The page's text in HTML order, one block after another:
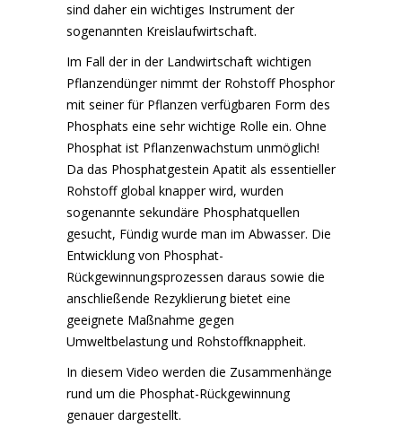
sind daher ein wichtiges Instrument der
sogenannten Kreislaufwirtschaft.
Im Fall der in der Landwirtschaft wichtigen
Pflanzendünger nimmt der Rohstoff Phosphor
mit seiner für Pflanzen verfügbaren Form des
Phosphats eine sehr wichtige Rolle ein. Ohne
Phosphat ist Pflanzenwachstum unmöglich!
Da das Phosphatgestein Apatit als essentieller
Rohstoff global knapper wird, wurden
sogenannte sekundäre Phosphatquellen
gesucht, Fündig wurde man im Abwasser. Die
Entwicklung von Phosphat-
Rückgewinnungsprozessen daraus sowie die
anschließende Rezyklierung bietet eine
geeignete Maßnahme gegen
Umweltbelastung und Rohstoffknappheit.
In diesem Video werden die Zusammenhänge
rund um die Phosphat-Rückgewinnung
genauer dargestellt.